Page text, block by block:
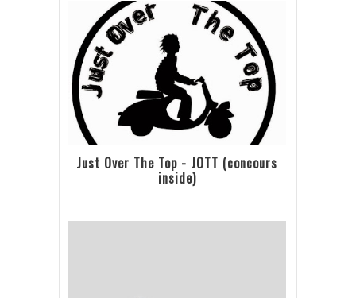
Just Over The Top - JOTT (concours
inside)